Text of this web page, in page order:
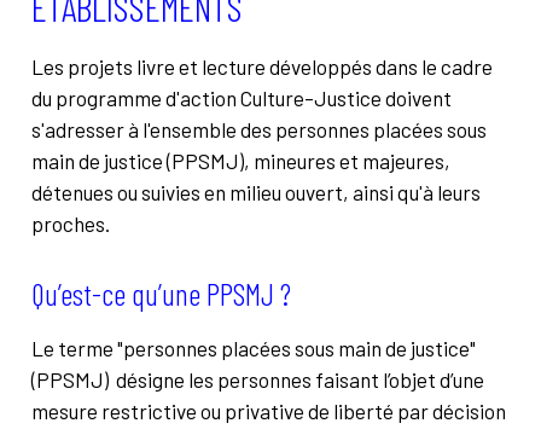
Les projets livre et lecture développés dans le cadre
du programme d'action Culture-Justice doivent
s'adresser à l'ensemble des personnes placées sous
main de justice (PPSMJ), mineures et majeures,
détenues ou suivies en milieu ouvert, ainsi qu'à leurs
proches.
Qu’est-ce qu’une PPSMJ ?
Le terme "personnes placées sous main de justice"
(PPSMJ) désigne les personnes faisant l’objet d’une
mesure restrictive ou privative de liberté par décision